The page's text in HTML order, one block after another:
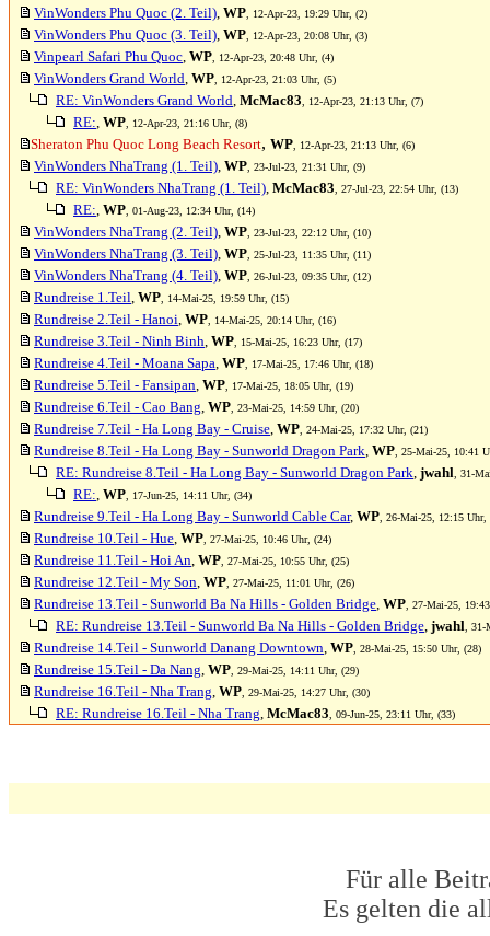
VinWonders Phu Quoc (2. Teil), WP , 12-Apr-23, 19:29 Uhr, (2)
VinWonders Phu Quoc (3. Teil), WP , 12-Apr-23, 20:08 Uhr, (3)
Vinpearl Safari Phu Quoc, WP , 12-Apr-23, 20:48 Uhr, (4)
VinWonders Grand World, WP , 12-Apr-23, 21:03 Uhr, (5)
RE: VinWonders Grand World, McMac83 , 12-Apr-23, 21:13 Uhr, (7)
RE:, WP , 12-Apr-23, 21:16 Uhr, (8)
Sheraton Phu Quoc Long Beach Resort, WP , 12-Apr-23, 21:13 Uhr, (6)
VinWonders NhaTrang (1. Teil), WP , 23-Jul-23, 21:31 Uhr, (9)
RE: VinWonders NhaTrang (1. Teil), McMac83 , 27-Jul-23, 22:54 Uhr, (13)
RE:, WP , 01-Aug-23, 12:34 Uhr, (14)
VinWonders NhaTrang (2. Teil), WP , 23-Jul-23, 22:12 Uhr, (10)
VinWonders NhaTrang (3. Teil), WP , 25-Jul-23, 11:35 Uhr, (11)
VinWonders NhaTrang (4. Teil), WP , 26-Jul-23, 09:35 Uhr, (12)
Rundreise 1.Teil, WP , 14-Mai-25, 19:59 Uhr, (15)
Rundreise 2.Teil - Hanoi, WP , 14-Mai-25, 20:14 Uhr, (16)
Rundreise 3.Teil - Ninh Binh, WP , 15-Mai-25, 16:23 Uhr, (17)
Rundreise 4.Teil - Moana Sapa, WP , 17-Mai-25, 17:46 Uhr, (18)
Rundreise 5.Teil - Fansipan, WP , 17-Mai-25, 18:05 Uhr, (19)
Rundreise 6.Teil - Cao Bang, WP , 23-Mai-25, 14:59 Uhr, (20)
Rundreise 7.Teil - Ha Long Bay - Cruise, WP , 24-Mai-25, 17:32 Uhr, (21)
Rundreise 8.Teil - Ha Long Bay - Sunworld Dragon Park, WP , 25-Mai-25, 10:41
RE: Rundreise 8.Teil - Ha Long Bay - Sunworld Dragon Park, jwahl , 31-
RE:, WP , 17-Jun-25, 14:11 Uhr, (34)
Rundreise 9.Teil - Ha Long Bay - Sunworld Cable Car, WP , 26-Mai-25, 12:15 Uhr,
Rundreise 10.Teil - Hue, WP , 27-Mai-25, 10:46 Uhr, (24)
Rundreise 11.Teil - Hoi An, WP , 27-Mai-25, 10:55 Uhr, (25)
Rundreise 12.Teil - My Son, WP , 27-Mai-25, 11:01 Uhr, (26)
Rundreise 13.Teil - Sunworld Ba Na Hills - Golden Bridge, WP , 27-Mai-25,
RE: Rundreise 13.Teil - Sunworld Ba Na Hills - Golden Bridge, jwahl ,
Rundreise 14.Teil - Sunworld Danang Downtown, WP , 28-Mai-25, 15:50 Uhr, (28)
Rundreise 15.Teil - Da Nang, WP , 29-Mai-25, 14:11 Uhr, (29)
Rundreise 16.Teil - Nha Trang, WP , 29-Mai-25, 14:27 Uhr, (30)
RE: Rundreise 16.Teil - Nha Trang, McMac83 , 09-Jun-25, 23:11 Uhr, (33)
Für alle
Es gelten die